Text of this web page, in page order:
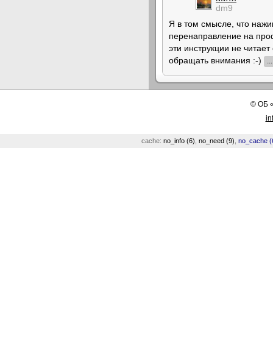
dm9
Я в том смысле, что
перенаправление на
эти инструкции не
обращать внимания :-)
...
©ОБ
cache: no_info (6) no_need (9) no_cache